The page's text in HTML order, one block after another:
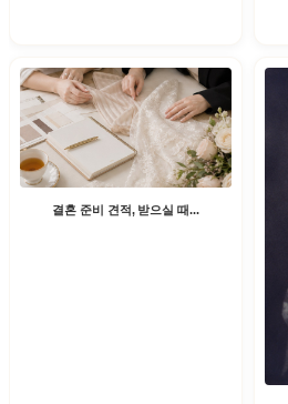
결혼 준비 견적, 받으실 때...